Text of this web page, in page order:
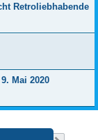
Retroliebhabende
Mai 2020